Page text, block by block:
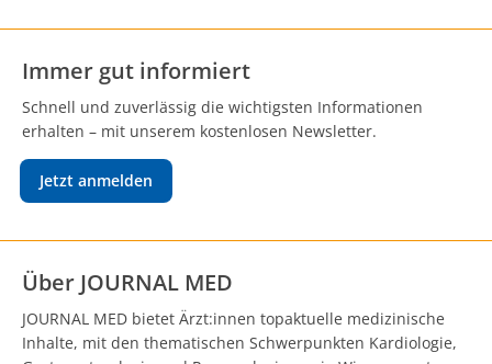
Immer gut informiert
Schnell und zuverlässig die wichtigsten Informationen
erhalten – mit unserem kostenlosen Newsletter.
Jetzt anmelden
Über JOURNAL MED
JOURNAL MED bietet Ärzt:innen topaktuelle medizinische
Inhalte, mit den thematischen Schwerpunkten Kardiologie,